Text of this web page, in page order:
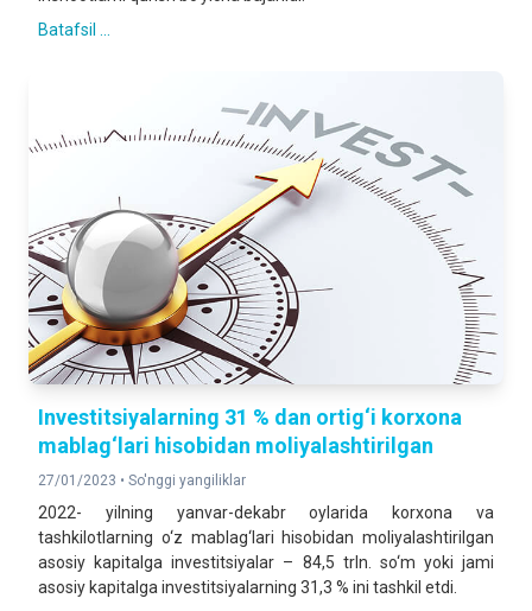
Batafsil ...
Investitsiyalarning 31 % dan ortig‘i korxona
mablag‘lari hisobidan moliyalashtirilgan
27/01/2023 • So'nggi yangiliklar
2022- yilning yanvar-dekabr oylarida korxona va
tashkilotlarning o‘z mablag‘lari hisobidan moliyalashtirilgan
asosiy kapitalga investitsiyalar – 84,5 trln. so‘m yoki jami
asosiy kapitalga investitsiyalarning 31,3 % ini tashkil etdi.